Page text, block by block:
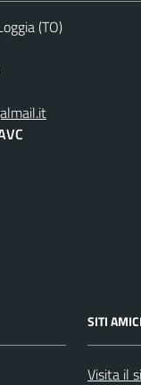
(TO)
SITI AMICI
Visita il